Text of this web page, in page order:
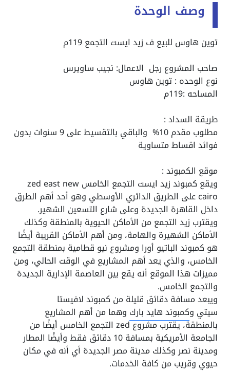
وصف الوحدة
توين هاوس للبيع ف زيد ايست التجمع 119م
صاحب المشروع رجل الاعمال: نجيب ساويرس
نوع الوحده : توين هاوس
المساحه :119م
طريقة السداد :
مطلوب مقدم 10% والباقي بالتقسيط على 9 سنوات بدون
فوائد اقساط متساوية
موقع الكمبوند :
ويقع كمبوند زيد ايست التجمع الخامسzed east new
cairoعلى الطريق الدائري الأوسطي وهو أحد أهم الطرق
داخل القاهرة الجديدة وعلى شارع التسعين الشهير.
ويقترب زيد التجمع من الأماكن الحيوية بالمنطقة وكذلك
الأماكن الشهيرة والهامة، ومن أهم الأماكن القريبة أيضًا
هو كمبوند الباتيو أورا ومشروع نيو قطامية بمنطقة التجمع
الخامس، والذي يعد أهم المشاريع في الوقت الحالي، ومن
مميزات هذا الموقع أنه يقع بين العاصمة الإدارية الجديدة
والتجمع الخامس.
ويبعد مسافة دقائق قليلة من كمبوند لافيستا
سيتي وكمبوند هايد بارك وهما من أهم المشاريع
بالمنطقة، يقتربمشروع zed التجمع الخامس
أيضًا من
الجامعة الأمريكية بمسافة 10 دقائق فقط وأيضًا المطار
ومدينة نصر وكذلك مدينة مصر الجديدة أي أنه في مكان
حيوي وقريب من كافة الخدمات.